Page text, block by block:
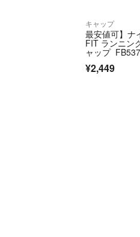
キャップ
最安値可】ナ
FIT ランニン
ャップ
¥2,449